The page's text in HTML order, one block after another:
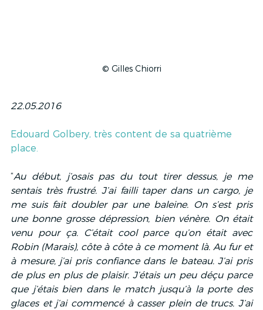
© Gilles Chiorri
22.05.2016
Edouard Golbery, très content de sa quatrième
place.
“Au début, j’osais pas du tout tirer dessus, je me
sentais très frustré. J’ai failli taper dans un cargo, je
me suis fait doubler par une baleine. On s’est pris
une bonne grosse dépression, bien vénère. On était
venu pour ça. C’était cool parce qu’on était avec
Robin (Marais), côte à côte à ce moment là. Au fur et
à mesure, j’ai pris confiance dans le bateau. J’ai pris
de plus en plus de plaisir. J’étais un peu déçu parce
que j’étais bien dans le match jusqu’à la porte des
glaces et j’ai commencé à casser plein de trucs. J’ai